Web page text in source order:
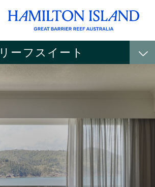
ーフスイート